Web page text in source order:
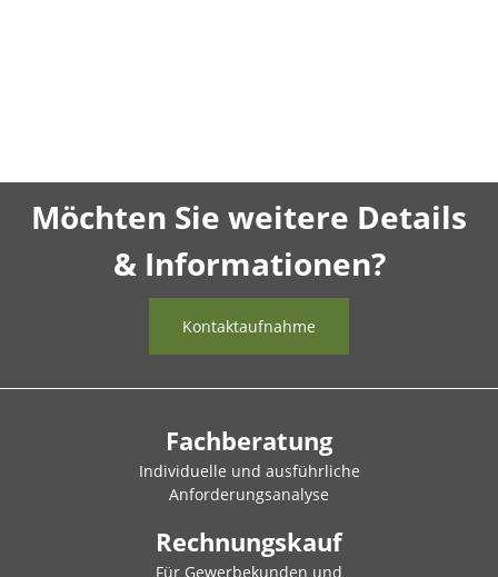
Möchten Sie weitere Details
& Informationen?
Kontaktaufnahme
Fachberatung
Individuelle und ausführliche
Anforderungsanalyse
Rechnungskauf
Für Gewerbekunden und